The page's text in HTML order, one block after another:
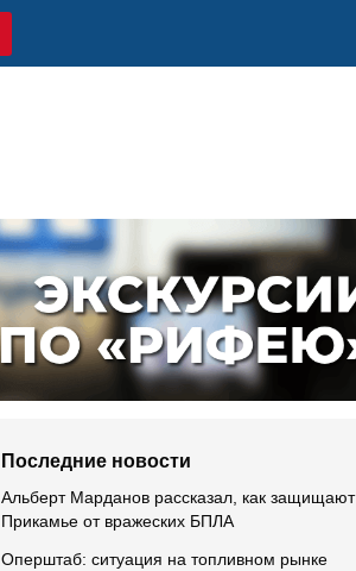
Последние новости
Альберт Марданов рассказал, как защищают
Прикамье от вражеских БПЛА
Оперштаб: ситуация на топливном рынке